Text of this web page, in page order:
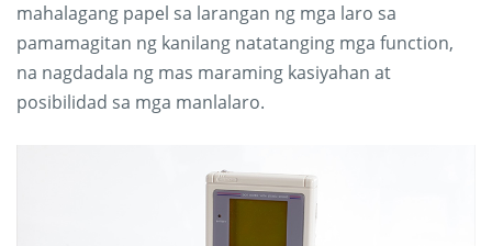
mahalagang papel sa larangan ng mga laro sa
pamamagitan ng kanilang natatanging mga function,
na nagdadala ng mas maraming kasiyahan at
posibilidad sa mga manlalaro.